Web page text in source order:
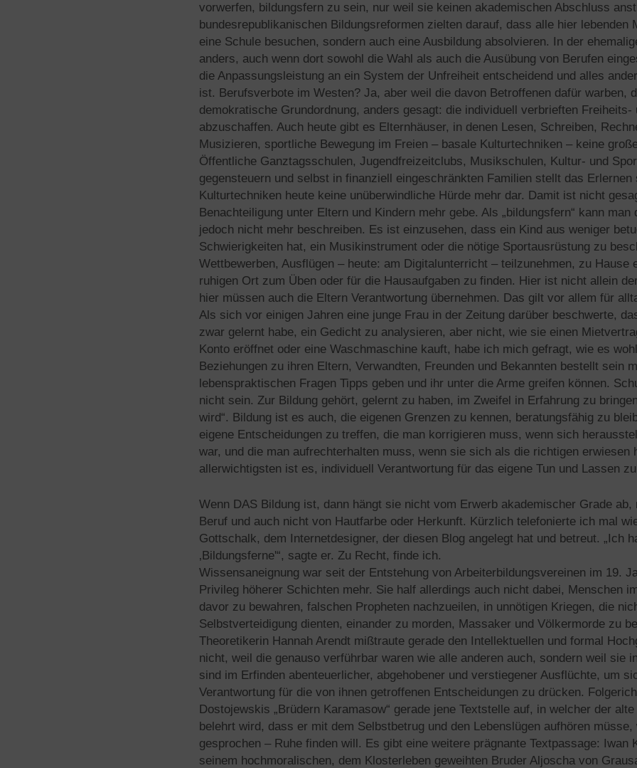
vorwerfen, bildungsfern zu sein, nur weil sie keinen akademischen Abschluss
bundesrepublikanischen Bildungsreformen zielten darauf, dass alle hier lebenden
eine Schule besuchen, sondern auch eine Ausbildung absolvieren. In der
anders, auch wenn dort sowohl die Wahl als auch die Ausübung von Berufen
die Anpassungsleistung an ein System der Unfreiheit entscheidend und alles
ist. Berufsverbote im Westen? Ja, aber weil die davon Betroffenen dafür warben,
demokratische Grundordnung, anders gesagt: die individuell verbrieften Freiheits-
abzuschaffen. Auch heute gibt es Elternhäuser, in denen Lesen, Schreiben,
Musizieren, sportliche Bewegung im Freien – basale Kulturtechniken – keine
Öffentliche Ganztagsschulen, Jugendfreizeitclubs, Musikschulen, Kultur- und
gegensteuern und selbst in finanziell eingeschränkten Familien stellt das Erlernen
Kulturtechniken heute keine unüberwindliche Hürde mehr dar. Damit ist nicht
Benachteiligung unter Eltern und Kindern mehr gebe. Als „bildungsfern“ kann man
jedoch nicht mehr beschreiben. Es ist einzusehen, dass ein Kind aus weniger
Schwierigkeiten hat, ein Musikinstrument oder die nötige Sportausrüstung zu
Wettbewerben, Ausflügen – heute: am Digitalunterricht – teilzunehmen, zu Hause
ruhigen Ort zum Üben oder für die Hausaufgaben zu finden. Hier ist nicht allein
hier müssen auch die Eltern Verantwortung übernehmen. Das gilt vor allem für
Als sich vor einigen Jahren eine junge Frau in der Zeitung darüber beschwerte,
zwar gelernt habe, ein Gedicht zu analysieren, aber nicht, wie sie einen
Konto eröffnet oder eine Waschmaschine kauft, habe ich mich gefragt, wie es
Beziehungen zu ihren Eltern, Verwandten, Freunden und Bekannten bestellt sein
lebenspraktischen Fragen Tipps geben und ihr unter die Arme greifen können.
nicht sein. Zur Bildung gehört, gelernt zu haben, im Zweifel in Erfahrung zu
wird“. Bildung ist es auch, die eigenen Grenzen zu kennen, beratungsfähig zu
eigene Entscheidungen zu treffen, die man korrigieren muss, wenn sich
war, und die man aufrechterhalten muss, wenn sie sich als die richtigen erwiesen
allerwichtigsten ist es, individuell Verantwortung für das eigene Tun und Lassen
Wenn DAS Bildung ist, dann hängt sie nicht vom Erwerb akademischer Grade ab,
Beruf und auch nicht von Hautfarbe oder Herkunft. Kürzlich telefonierte ich mal
Gottschalk, dem Internetdesigner, der diesen Blog angelegt hat und betreut. „Ich
‚Bildungsferne'“, sagte er. Zu Recht, finde ich.
Wissensaneignung war seit der Entstehung von Arbeiterbildungsvereinen im 19.
Privileg höherer Schichten mehr. Sie half allerdings auch nicht dabei, Menschen
davor zu bewahren, falschen Propheten nachzueilen, in unnötigen Kriegen, die
Selbstverteidigung dienten, einander zu morden, Massaker und Völkermorde zu
Theoretikerin Hannah Arendt mißtraute gerade den Intellektuellen und formal
nicht, weil die genauso verführbar waren wie alle anderen auch, sondern weil sie
sind im Erfinden abenteuerlicher, abgehobener und verstiegener Ausflüchte, um
Verantwortung für die von ihnen getroffenen Entscheidungen zu drücken.
Dostojewskis „Brüdern Karamasow“ gerade jene Textstelle auf, in welcher der
belehrt wird, dass er mit dem Selbstbetrug und den Lebenslügen aufhören müsse,
gesprochen – Ruhe finden will. Es gibt eine weitere prägnante Textpassage: Iwan
seinem hochmoralischen, dem Klosterleben geweihten Bruder Aljoscha von